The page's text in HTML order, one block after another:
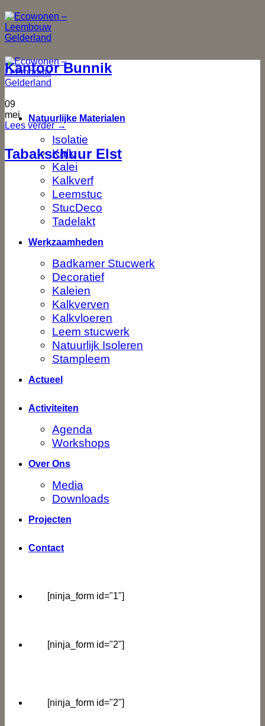
Ga
naar
inhoud
Natuurlijke Materialen
Isolatie
Kalk
Kalei
Kalkverf
Leemstuc
StucDeco
Tadelakt
Werkzaamheden
Badkamer Stucwerk
Decoratief
Kaleien
Kalkverven
Kalkvloeren
Leem stucwerk
Natuurlijk Isoleren
Stampleem
Actueel
Activiteiten
Agenda
Workshops
Over Ons
Media
Downloads
Projecten
Contact
[ninja_form id="1"]
[ninja_form id="2"]
[ninja_form id="2"]
Kantoor Bunnik
09
mei
Lees verder→
Tabakschuur Elst